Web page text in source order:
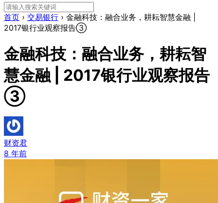
首页 › 交易银行 › 金融科技：融合业务，耕耘智慧金融 |
2017银行业观察报告③
金融科技：融合业务，耕耘智
慧金融 | 2017银行业观察报告
③
财资君
8 年前